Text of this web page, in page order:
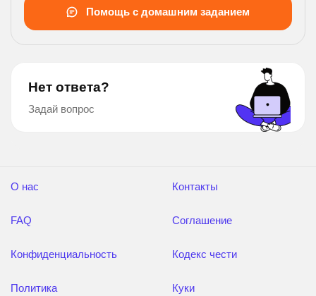
Помощь с домашним заданием
Нет ответа?
Задай вопрос
О нас
FAQ
Конфиденциальность
Политика
Контакты
Соглашение
Кодекс чести
Куки